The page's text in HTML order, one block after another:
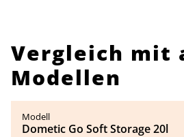
Vergleich mit
Modellen
Dometic Go Soft Storage 20l